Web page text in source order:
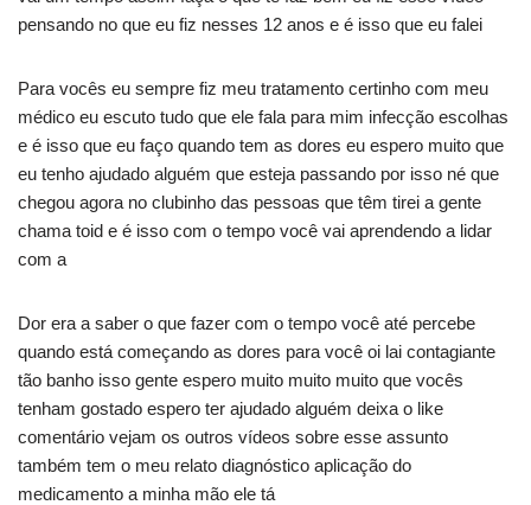
pensando no que eu fiz nesses 12 anos e é isso que eu falei
Para vocês eu sempre fiz meu tratamento certinho com meu
médico eu escuto tudo que ele fala para mim infecção escolhas
e é isso que eu faço quando tem as dores eu espero muito que
eu tenho ajudado alguém que esteja passando por isso né que
chegou agora no clubinho das pessoas que têm tirei a gente
chama toid e é isso com o tempo você vai aprendendo a lidar
com a
Dor era a saber o que fazer com o tempo você até percebe
quando está começando as dores para você oi lai contagiante
tão banho isso gente espero muito muito muito que vocês
tenham gostado espero ter ajudado alguém deixa o like
comentário vejam os outros vídeos sobre esse assunto
também tem o meu relato diagnóstico aplicação do
medicamento a minha mão ele tá